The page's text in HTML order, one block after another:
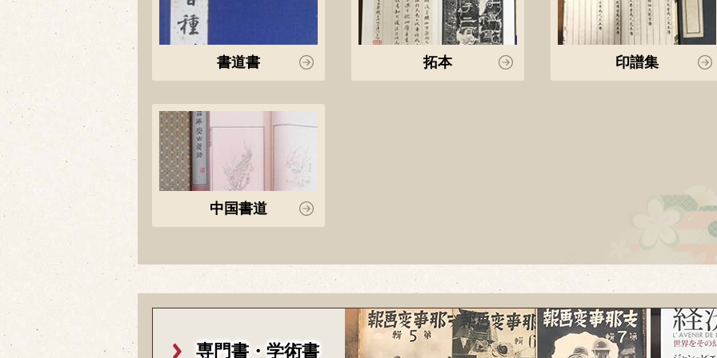
書道書 拓本 印譜集
中国書道
専門書・学術書